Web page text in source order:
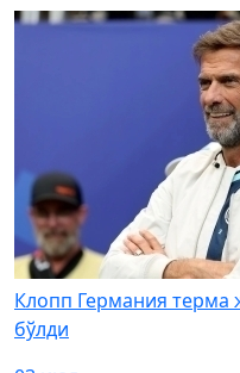
Клопп Германия
бўлди